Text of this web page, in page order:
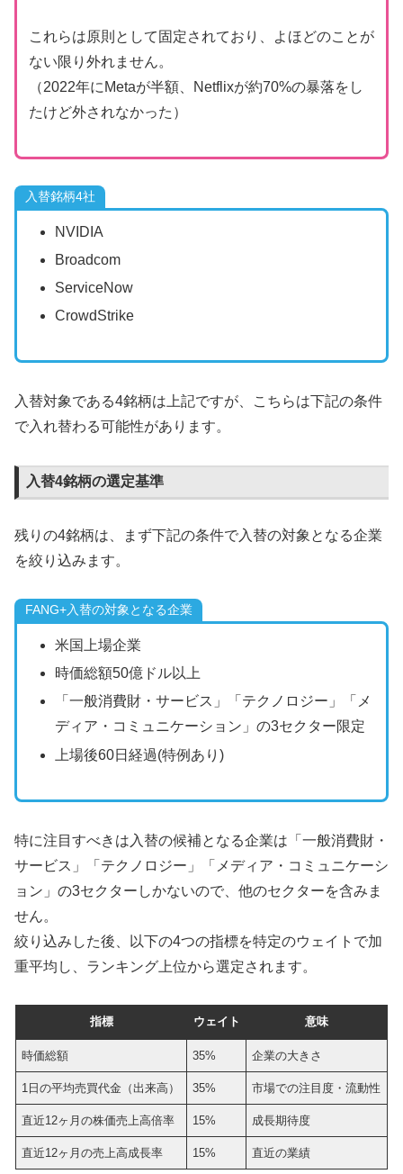
これらは原則として固定されており、よほどのことが
ない限り外れません。
（2022年にMetaが半額、Netflixが約70%の暴落をし
たけど外されなかった）
入替銘柄4社
NVIDIA
Broadcom
ServiceNow
CrowdStrike
入替対象である4銘柄は上記ですが、こちらは下記の条件
で入れ替わる可能性があります。
入替4銘柄の選定基準
残りの4銘柄は、まず下記の条件で入替の対象となる企業
を絞り込みます。
FANG+入替の対象となる企業
米国上場企業
時価総額50億ドル以上
「一般消費財・サービス」「テクノロジー」「メ
ディア・コミュニケーション」の3セクター限定
上場後60日経過(特例あり)
特に注目すべきは入替の候補となる企業は「一般消費財・
サービス」「テクノロジー」「メディア・コミュニケーシ
ョン」の3セクターしかないので、他のセクターを含みま
せん。
絞り込みした後、以下の4つの指標を特定のウェイトで加
重平均し、ランキング上位から選定されます。
指標 ウェイト 意味
時価総額 35% 企業の大きさ
1日の平均売買代金（出来高） 35% 市場での注目度・流動性
直近12ヶ月の株価売上高倍率 15% 成長期待度
直近12ヶ月の売上高成長率 15% 直近の業績